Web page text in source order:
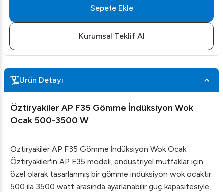
Sepete Ekle
Kurumsal Teklif Al
Ürün Detayı
Öztiryakiler AP F35 Gömme İndüksiyon Wok
Ocak 500-3500 W
Öztiryakiler AP F35 Gömme İndüksiyon Wok Ocak
Öztiryakiler'in AP F35 modeli, endüstriyel mutfaklar için
özel olarak tasarlanmış bir gömme indüksiyon wok ocaktır.
500 ila 3500 watt arasında ayarlanabilir güç kapasitesiyle,